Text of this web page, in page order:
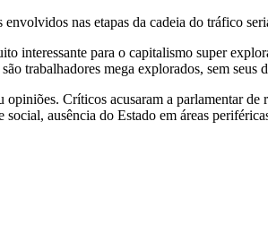
nas etapas da cadeia do tráfico
interessante para o capitalismo super
trabalhadores mega explorados, sem seus
Críticos acusaram a parlamentar
ausência do Estado em áreas